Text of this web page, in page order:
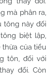
mà phân ra,
tông này đối
biệt lập,
của tiểu
tôn, đối với
đổi. Còn